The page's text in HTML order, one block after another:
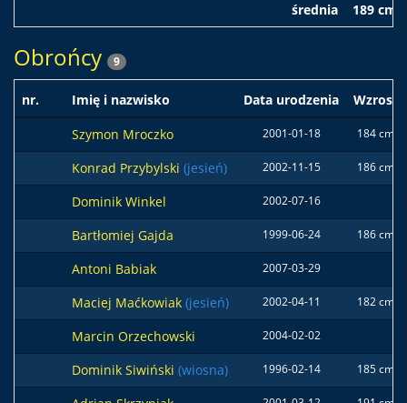
średnia 189 cm
Obrońcy 9
nr. Imię i nazwisko Data urodzenia
Wzrost
Szymon Mroczko
2001-01-18 184 cm
Konrad Przybylski (jesień) 2002-11-15 186 cm
Dominik Winkel 2002-07-16
Bartłomiej Gajda 1999-06-24 186 cm
Antoni Babiak 2007-03-29
Maciej Maćkowiak (jesień) 2002-04-11 182 cm
Marcin Orzechowski 2004-02-02
Dominik Siwiński (wiosna) 1996-02-14 185 cm